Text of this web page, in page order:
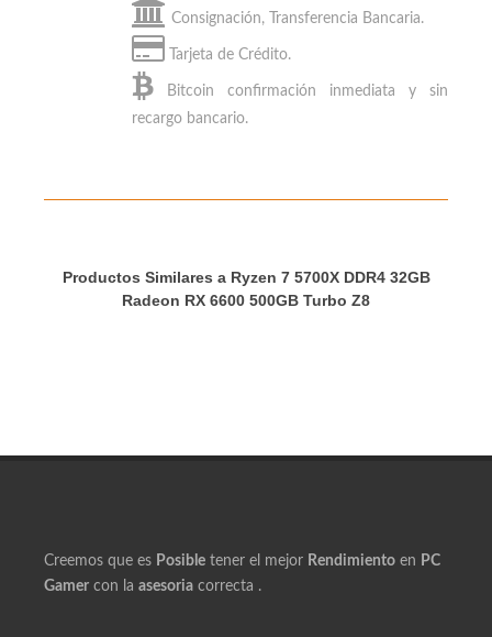
Consignación, Transferencia Bancaria.
Tarjeta de Crédito.
Bitcoin confirmación inmediata y sin
recargo bancario.
Productos Similares a Ryzen 7 5700X DDR4 32GB
Radeon RX 6600 500GB Turbo Z8
Creemos que es Posible tener el mejor Rendimiento en PC
Gamer con la asesoria correcta .